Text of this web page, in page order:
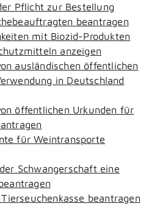
Pflicht zur Bestellung
beantragen
mit Biozid-Produkten
anzeigen
ausländischen öffentlichen
in Deutschland
öffentlichen Urkunden für
für Weintransporte
Schwangerschaft eine
beantragen